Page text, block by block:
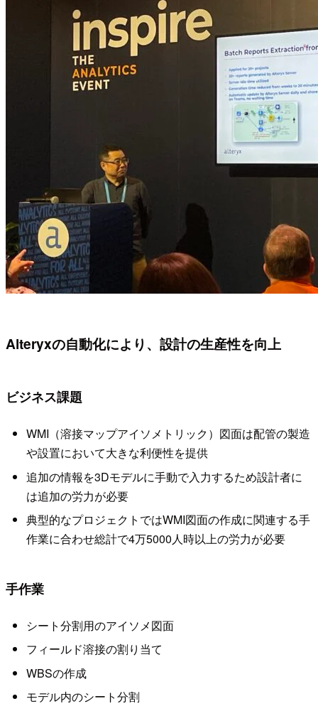
Alteryxの自動化により、設計の生産性を向上
ビジネス課題
WMI（溶接マップアイソメトリック）図面は配管の製造
や設置において大きな利便性を提供
追加の情報を3Dモデルに手動で入力するため設計者に
は追加の労力が必要
典型的なプロジェクトではWMI図面の作成に関連する手
作業に合わせ総計で4万5000人時以上の労力が必要
手作業
シート分割用のアイソメ図面
フィールド溶接の割り当て
WBSの作成
モデル内のシート分割